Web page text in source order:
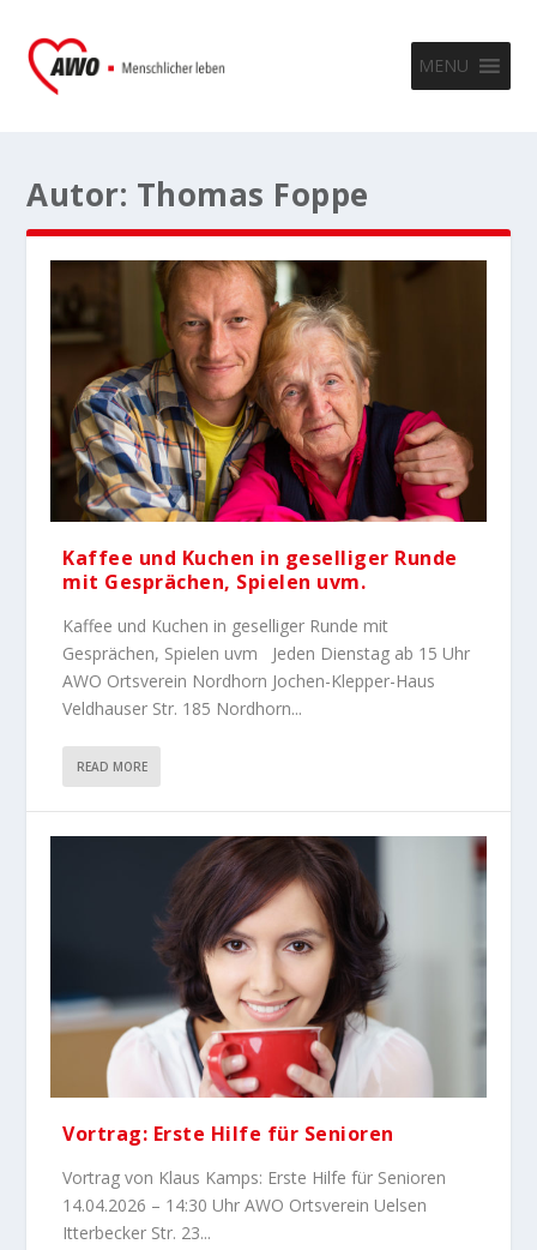
MENU
Autor: Thomas Foppe
Kaffee und Kuchen in geselliger Runde
mit Gesprächen, Spielen uvm.
Kaffee und Kuchen in geselliger Runde mit
Gesprächen, Spielen uvm Jeden Dienstag ab 15 Uhr
AWO Ortsverein Nordhorn Jochen-Klepper-Haus
Veldhauser Str. 185 Nordhorn...
READ MORE
Vortrag: Erste Hilfe für Senioren
Vortrag von Klaus Kamps: Erste Hilfe für Senioren
14.04.2026 – 14:30 Uhr AWO Ortsverein Uelsen
Itterbecker Str. 23...